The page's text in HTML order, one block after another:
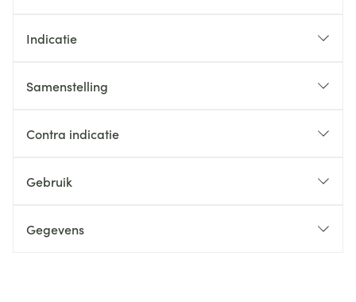
Indicatie
Samenstelling
Contra indicatie
Gebruik
Gegevens